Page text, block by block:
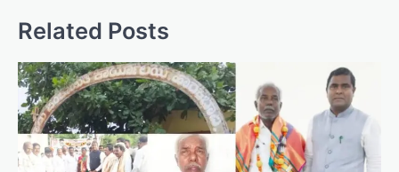
n
a
v
i
g
a
Related Posts